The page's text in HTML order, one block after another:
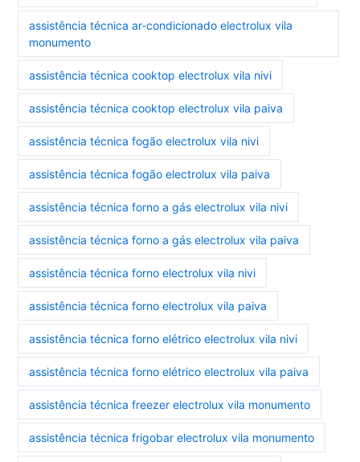
assistência técnica ar-condicionado electrolux vila
monumento
assistência técnica cooktop electrolux vila nivi
assistência técnica cooktop electrolux vila paiva
assistência técnica fogão electrolux vila nivi
assistência técnica fogão electrolux vila paiva
assistência técnica forno a gás electrolux vila nivi
assistência técnica forno a gás electrolux vila paiva
assistência técnica forno electrolux vila nivi
assistência técnica forno electrolux vila paiva
assistência técnica forno elétrico electrolux vila nivi
assistência técnica forno elétrico electrolux vila paiva
assistência técnica freezer electrolux vila monumento
assistência técnica frigobar electrolux vila monumento